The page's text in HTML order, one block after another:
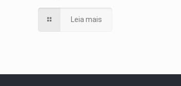
Leia mais